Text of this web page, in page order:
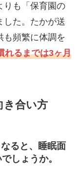
りも「保育園の
した。たかが送
も頻繁に体調を
れるまでは3ヶ月
き合い方
ると、睡眠面
しょうか。